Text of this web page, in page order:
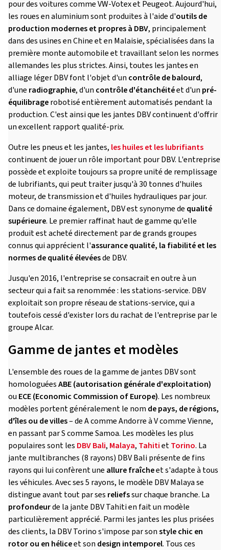
pour des voitures comme VW-Votex et Peugeot. Aujourd'hui,
les roues en aluminium sont produites à l'aide d'outils de
production modernes et propres à DBV, principalement
dans des usines en Chine et en Malaisie, spécialisées dans la
première monte automobile et travaillant selon les normes
allemandes les plus strictes. Ainsi, toutes les jantes en
alliage léger DBV font l'objet d'un contrôle de balourd,
d'une radiographie, d'un contrôle d'étanchéitéet d'un pré-
équilibragerobotisé entièrement automatisés pendant la
production. C'est ainsi que les jantes DBV continuent d'offrir
un excellent rapport qualité-prix.
Outre les pneus et les jantes, les huiles et les lubrifiants
continuent de jouer un rôle important pour DBV. L'entreprise
possède et exploite toujours sa propre unité de remplissage
de lubrifiants, qui peut traiter jusqu'à 30 tonnes d'huiles
moteur, de transmission et d'huiles hydrauliques par jour.
Dans ce domaine également, DBV est synonyme de qualité
supérieure. Le premier raffinat haut de gamme qu'elle
produit est acheté directement par de grands groupes
connus qui apprécient l'assurance qualité, la fiabilité et les
normes de qualité élevéesde DBV.
Jusqu'en 2016, l'entreprise se consacrait en outre à un
secteur qui a fait sa renommée : les stations-service. DBV
exploitait son propre réseau de stations-service, qui a
toutefois cessé d'exister lors du rachat de l'entreprise par le
groupe Alcar.
Gamme de jantes et modèles
L'ensemble des roues de la gamme de jantes DBV sont
homologuéesABE (autorisation générale d'exploitation)
ou ECE (Economic Commission of Europe). Les nombreux
modèles portent généralement le nom de pays, de régions,
d'îles ou de villes– de A comme Andorre à V comme Vienne,
en passant par S comme Samoa. Les modèles les plus
populaires sont les DBV Bali, Malaya, TahitietTorino. La
jante multibranches (8 rayons) DBV Bali présente de fins
rayons qui lui confèrent une allure fraîcheet s'adapte à tous
les véhicules. Avec ses 5 rayons, le modèle DBV Malaya se
distingue avant tout par ses reliefssur chaque branche. La
profondeurde la jante DBV Tahiti en fait un modèle
particulièrement apprécié. Parmi les jantes les plus prisées
des clients, la DBV Torino s'impose par sonstyle chic en
rotor ou en héliceet son design intemporel. Tous ces